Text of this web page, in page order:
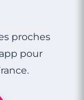
proches
pour